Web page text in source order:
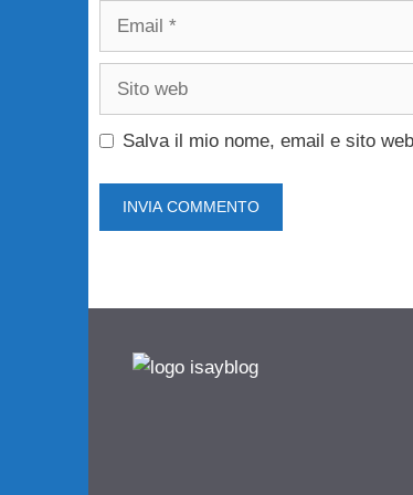
Email
Sito
Salva il mio nome, email e sito